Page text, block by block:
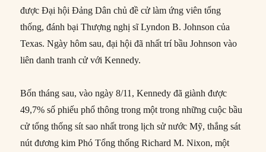
được Đại hội Đảng Dân chủ đề cử làm ứng viên tổng
thống, đánh bại Thượng nghị sĩ Lyndon B. Johnson của
Texas. Ngày hôm sau, đại hội đã nhất trí bầu Johnson vào
liên danh tranh cử với Kennedy.
Bốn tháng sau, vào ngày 8/11, Kennedy đã giành được
49,7% số phiếu phổ thông trong một trong những cuộc bầu
cử tổng thống sít sao nhất trong lịch sử nước Mỹ, thắng sát
nút đương kim Phó Tổng thống Richard M. Nixon, một